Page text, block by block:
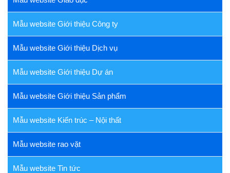
Mẫu website Giới thiệu Công ty
Mẫu website Giới thiệu Dịch vụ
Mẫu website Giới thiệu Dự án
Mẫu website Giới thiệu Sản phẩm
Mẫu website Kiến trúc – Nội thất
Mẫu website rao vặt
Mẫu website Tin tức